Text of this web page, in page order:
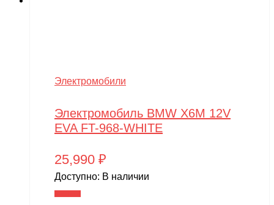
Электромобили
Электромобиль BMW X6M 12V
EVA FT-968-WHITE
25,990 ₽
Доступно: В наличии